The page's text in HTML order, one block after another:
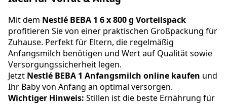
Mit dem Nestlé BEBA 1 6 x 800 g Vorteilspack
profitieren Sie von einer praktischen Großpackung für
Zuhause. Perfekt für Eltern, die regelmäßig
Anfangsmilch benötigen und Wert auf Qualität sowie
Versorgungssicherheit legen.
Jetzt Nestlé BEBA 1 Anfangsmilch online kaufen und
Ihr Baby von Anfang an optimal versorgen.
Wichtiger Hinweis: Stillen ist die beste Ernährung für